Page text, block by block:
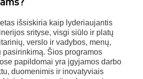
išsiskiria kaip lyderiaujantis
srityse, visgi siūlo ir platų
verslo ir vadybos, menų,
pasirinkimą. Šios programos
papildomai yra įgyjamos darbo
duomenimis ir inovatyviais